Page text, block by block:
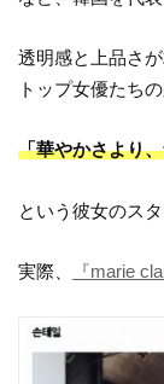
透明感と上品さ
トップ女優たち
「華やかさより
という彼女のス
実際、 『marie